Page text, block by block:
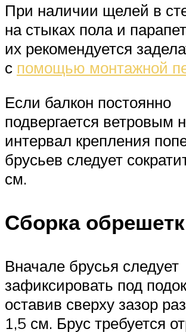
При наличии щелей в
на стыках пола и
их рекомендуется
с помощью монтажной
Если балкон постоянно
подвергается ветровым
интервал крепления
брусьев следует
см.
Сборка
Вначале брусья следует
зафиксировать под
оставив сверху зазор
1,5 см. Брус требуется